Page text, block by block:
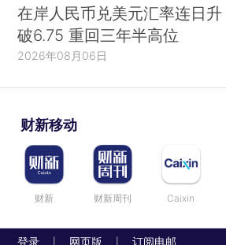
在岸人民币兑美元汇率连日升
破6.75 重回三年半高位
2026年08月06日
财新移动
财新 财新周刊 Caixin
登录 网页版 订阅电邮